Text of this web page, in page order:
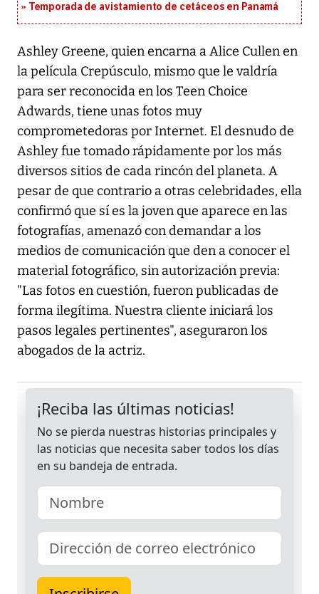
Temporada de avistamiento de cetáceos en Panamá
Ashley Greene, quien encarna a Alice Cullen en
la película Crepúsculo, mismo que le valdría
para ser reconocida en los Teen Choice
Adwards, tiene unas fotos muy
comprometedoras por Internet. El desnudo de
Ashley fue tomado rápidamente por los más
diversos sitios de cada rincón del planeta. A
pesar de que contrario a otras celebridades, ella
confirmó que sí es la joven que aparece en las
fotografías, amenazó con demandar a los
medios de comunicación que den a conocer el
material fotográfico, sin autorización previa:
"Las fotos en cuestión, fueron publicadas de
forma ilegítima. Nuestra cliente iniciará los
pasos legales pertinentes", aseguraron los
abogados de la actriz.